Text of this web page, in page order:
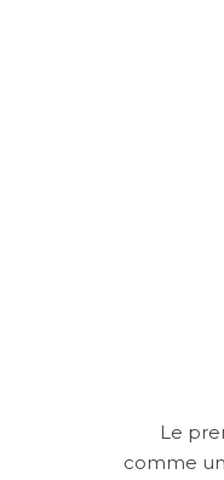
Le
comme